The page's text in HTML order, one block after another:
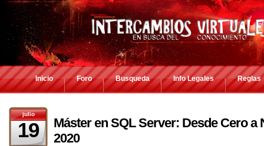
Inicio Foro Busqueda Info Legales Reglas
julio
19
Máster en SQL Server: Desde Cero a
2020